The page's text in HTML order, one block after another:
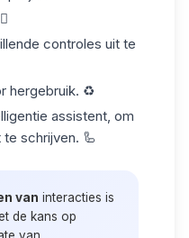
controles uit te
hergebruik. ♻️
assistent, om
schrijven. 🦾
van interacties is
de kans op
van